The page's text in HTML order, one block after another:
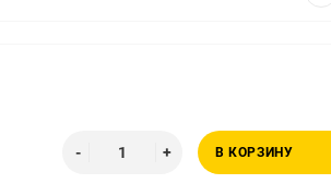
В КОРЗИНУ